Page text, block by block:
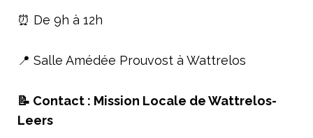
⏰ De 9h à 12h
📍 Salle Amédée Prouvost à Wattrelos
📝 Contact : Mission Locale de Wattrelos-
Leers